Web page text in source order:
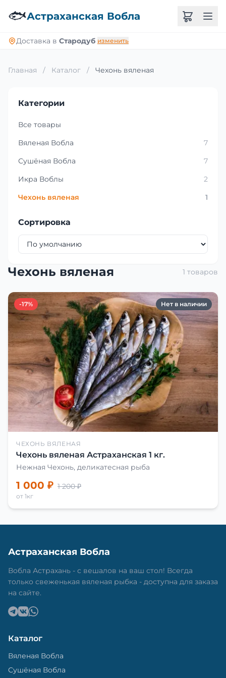
🐟Астраханская Вобла
Доставка в Стародуб изменить
Главная / Каталог / Чехонь вяленая
Категории
Все товары
Вяленая Вобла
7
Сушёная Вобла
7
Икра Воблы
2
Чехонь вяленая
1
Сортировка
Чехонь вяленая 1 товаров
-17% Нет в наличии
ЧЕХОНЬ ВЯЛЕНАЯ
Чехонь вяленая Астраханская 1 кг.
Нежная Чехонь, деликатесная рыба
1 000 ₽ 1 200 ₽
от 1кг
Астраханская Вобла
Вобла Астрахань - с вешалов на ваш стол! Всегда
только свеженькая вяленая рыбка - доступна для заказа
на сайте.
Каталог
Вяленая Вобла
Сушёная Вобла